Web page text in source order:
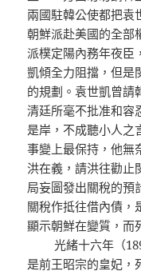
兩國駐韓公使都把袁
朝鮮派赴美國的全部
派樸定陽內務年夜臣
凱傾全力阻擋，但是
的規劃。袁世凱曾請
清廷所毫不批准和容
是岸，不成聽小人之
事變上最保持，他無
洪在義，請洪往勸止
局妄圖發出關稅的預
關稅作抵往借內債，
顯示朝鮮在變質，而
光緒十六年（
是前王昭宗的皇妃，